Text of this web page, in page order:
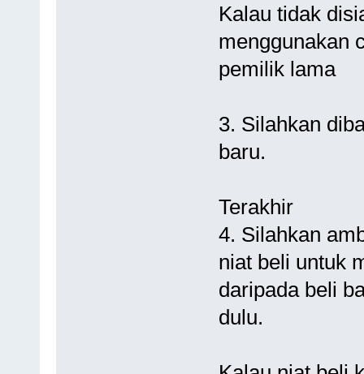
Kalau tidak
menggunakan
pemilik lama
3. Silahkan
baru.
Terakhir
4. Silahkan
niat beli untuk
daripada beli
dulu.